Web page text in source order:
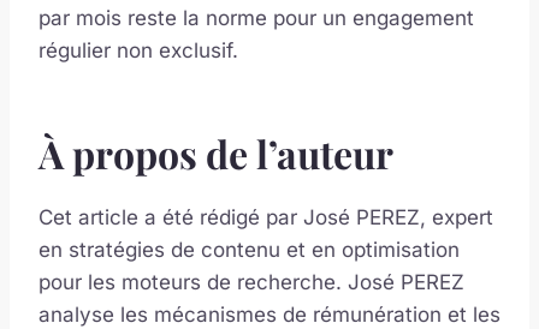
par mois reste la norme pour un engagement
régulier non exclusif.
À propos de l’auteur
Cet article a été rédigé par José PEREZ, expert
en stratégies de contenu et en optimisation
pour les moteurs de recherche. José PEREZ
analyse les mécanismes de rémunération et les